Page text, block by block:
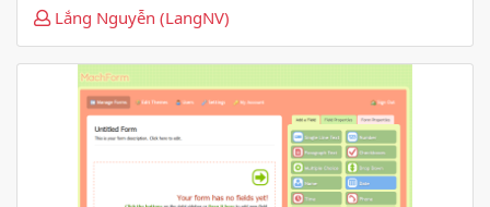
Lắng Nguyễn (LangNV)